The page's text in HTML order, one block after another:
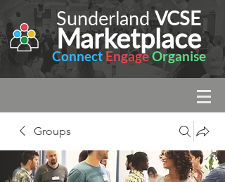
Marketplace
SunderlandVCSE
ConnectEngageOrganise
Groups